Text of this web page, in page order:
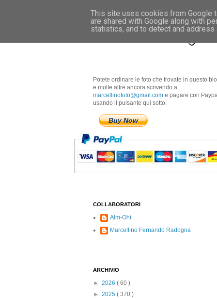
Marcellino
Potete ordinare le foto che trovate in questo
e molte altre ancora scrivendo a
marcellinofoto@gmail.com e pagare con
usando il pulsante qui sotto.
Buy Now
COLLABORATORI
Alm-Ohi
Marcellino Fernando Radogna
ARCHIVIO
► 2026 ( 60 )
► 2025 ( 370 )
This site uses cookies from Google
are shared with Google along with
statistics, and to detect and address